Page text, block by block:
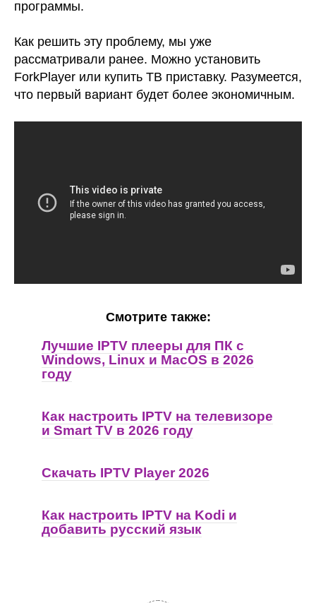
программы.
Как решить эту проблему, мы уже
рассматривали ранее. Можно установить
ForkPlayer или купить ТВ приставку. Разумеется,
что первый вариант будет более экономичным.
Смотрите также:
Лучшие IPTV плееры для ПК с
Windows, Linux и MacOS в 2026
году
Как настроить IPTV на телевизоре
и Smart TV в 2026 году
Скачать IPTV Player 2026
Как настроить IPTV на Kodi и
добавить русский язык